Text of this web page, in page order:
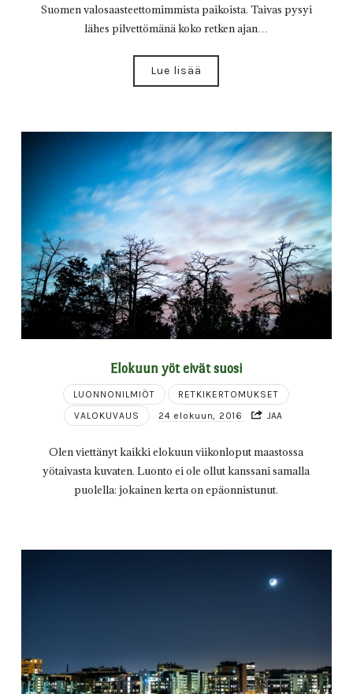
Suomen valosaasteettomimmista paikoista. Taivas pysyi
lähes pilvettömänä koko retken ajan…
Lue lisää
Elokuun yöt eivät suosi
LUONNONILMIÖT
RETKIKERTOMUKSET
VALOKUVAUS
24 elokuun, 2016 JAA
Olen viettänyt kaikki elokuun viikonloput maastossa
yötaivasta kuvaten. Luonto ei ole ollut kanssani samalla
puolella: jokainen kerta on epäonnistunut.